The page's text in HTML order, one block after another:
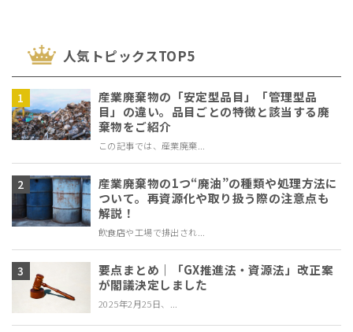
⼈気トピックスTOP5
産業廃棄物の「安定型品目」「管理型品
目」の違い。品目ごとの特徴と該当する廃
棄物をご紹介
この記事では、産業廃棄...
産業廃棄物の1つ“廃油”の種類や処理方法に
ついて。再資源化や取り扱う際の注意点も
解説！
飲食店や工場で排出され...
要点まとめ｜「GX推進法・資源法」改正案
が閣議決定しました
2025年2月25日、...